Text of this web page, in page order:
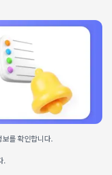
를 확인합니다.
.